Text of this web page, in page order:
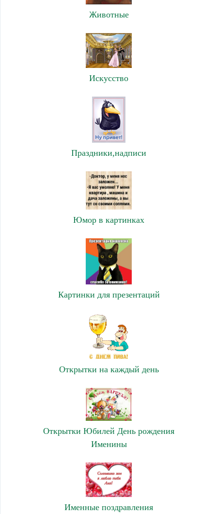
Животные
Искусство
Праздники,надписи
Юмор в картинках
Картинки для презентаций
Открытки на каждый день
Открытки Юбилей День рождения
Именины
Именные поздравления